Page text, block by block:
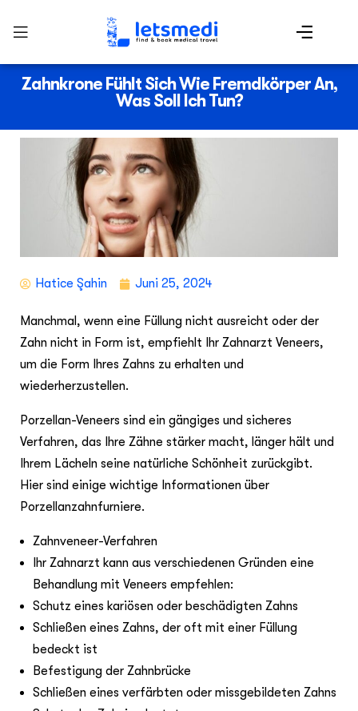
Zahnkrone Fühlt Sich Wie Fremdkörper An,
Was Soll Ich Tun?
Hatice Şahin Juni 25, 2024
Manchmal, wenn eine Füllung nicht ausreicht oder der
Zahn nicht in Form ist, empfiehlt Ihr Zahnarzt Veneers,
um die Form Ihres Zahns zu erhalten und
wiederherzustellen.
Porzellan-Veneers sind ein gängiges und sicheres
Verfahren, das Ihre Zähne stärker macht, länger hält und
Ihrem Lächeln seine natürliche Schönheit zurückgibt.
Hier sind einige wichtige Informationen über
Porzellanzahnfurniere.
Zahnveneer-Verfahren
Ihr Zahnarzt kann aus verschiedenen Gründen eine
Behandlung mit Veneers empfehlen:
Schutz eines kariösen oder beschädigten Zahns
Schließen eines Zahns, der oft mit einer Füllung
bedeckt ist
Befestigung der Zahnbrücke
Schließen eines verfärbten oder missgebildeten Zahns